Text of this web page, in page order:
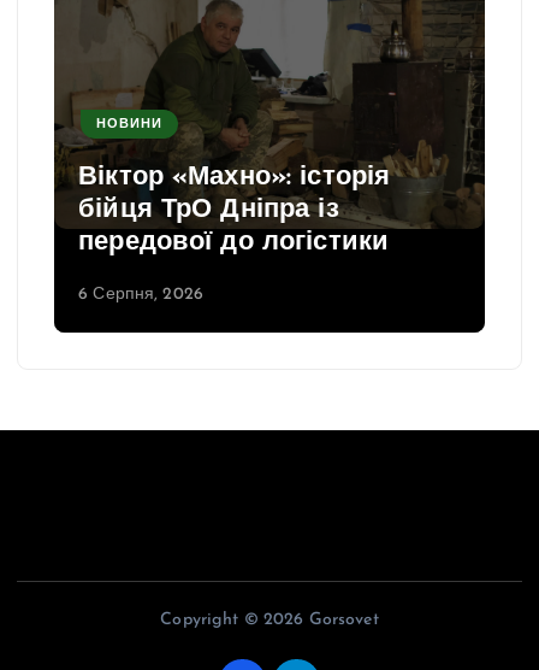
НОВИНИ
Віктор «Махно»: історія
бійця ТрО Дніпра із
передової до логістики
6 Серпня, 2026
Copyright © 2026 Gorsovet